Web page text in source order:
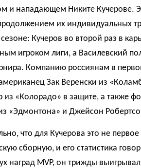
и нападающем Никите Кучерове.
их индивидуальных
Кучеров во второй раз в
игроком лиги, а Василевский
Компанию россиянам в
Зак Веренски из
из «Колорадо» в защите, а также
«Эдмонтона» и Джейсон
что для Кучерова это не
сборную, и его статистика
наград MVP, он трижды